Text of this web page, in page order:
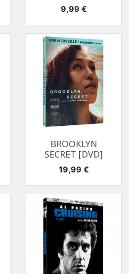
Prix
9,99 €
BROOKLYN
SECRET [DVD]
Prix
19,99 €